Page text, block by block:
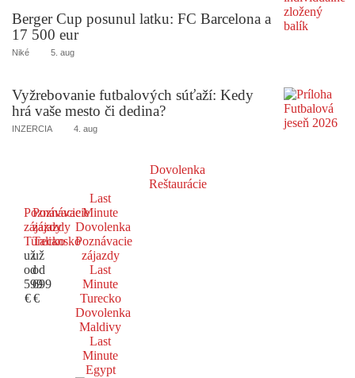
Berger Cup posunul latku: FC Barcelona a
17 500 eur
Niké 5. aug
Vyžrebovanie futbalových súťaží: Kedy
hrá vaše mesto či dedina?
INZERCIA 4. aug
Dovolenka
Reštaurácie
Poznávacie
zájazdy
Turecko
už
od
599
€
Poznávacie
zájazdy
Taliansko
už
od
699
€
Last
Minute
Dovolenka
Poznávacie
zájazdy
Last
Minute
Turecko
Dovolenka
Maldivy
Last
Minute
Egypt